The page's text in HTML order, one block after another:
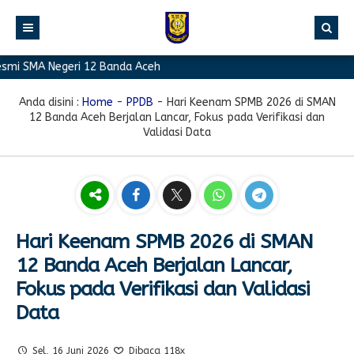
BERANDA
PROFIL
Sambutan Kepala Sekolah
Sejarah Singkat
Struktur Organisasi
Sekolah
Komite
Berita Prestasi
Berita Sekolah
Blog Guru
Pengumuman
Agenda
PROGRAM
Pramuka
PMR
Klub Bahasa
GALERI
FOTO
VIDEO
PPDB
DOWNLOAD
Negeri 12 Banda Aceh
Anda disini : Home - PPDB - Hari Keenam SPMB 2026 di SMAN
12 Banda Aceh Berjalan Lancar, Fokus pada Verifikasi dan
Validasi Data
Hari Keenam SPMB 2026 di SMAN
12 Banda Aceh Berjalan Lancar,
Fokus pada Verifikasi dan Validasi
Data
Sel, 16 Juni 2026 Dibaca 118x